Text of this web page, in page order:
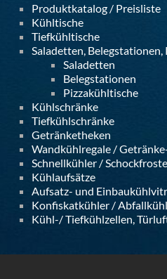
Produktkatalog / Preisliste
Kühltische
Tiefkühltische
Saladetten, Belegstationen,
Saladetten
Belegstationen
Pizzakühltische
Kühlschränke
Tiefkühlschränke
Getränketheken
Wandkühlregale /
Schnellkühler /
Kühlaufsätze
Aufsatz- und
Konfiskatkühler /
Kühl-/ Tiefkühlzellen,